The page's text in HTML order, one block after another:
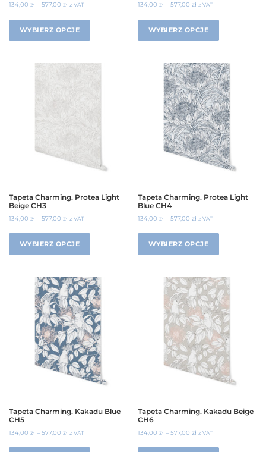
134,00 zł – 577,00 zł z VAT
WYBIERZ OPCJE
134,00zł –577,00zł z VAT
WYBIERZ OPCJE
Tapeta Charming. Protea Light
Beige CH3
134,00 zł – 577,00 zł z VAT
WYBIERZ OPCJE
Tapeta Charming. Protea Light
Blue CH4
134,00zł –577,00zł z VAT
WYBIERZ OPCJE
Tapeta Charming. Kakadu Blue
CH5
134,00 zł – 577,00 zł z VAT
Tapeta Charming. Kakadu Beige
CH6
134,00zł –577,00zł z VAT